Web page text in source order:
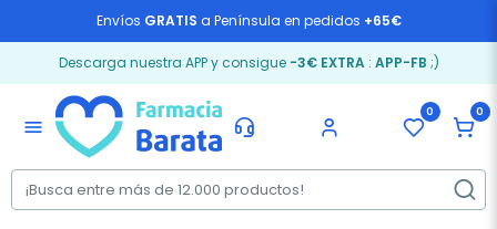
Envíos GRATIS a Península en pedidos +65€
Descarga nuestra APP y consigue -3€ EXTRA: APP-FB ;)
menu
0 0